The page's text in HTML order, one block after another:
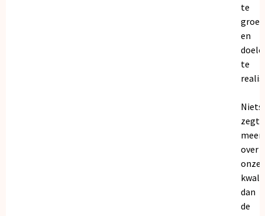
te
en
te
Niets
zegt
meer
over
onze
dan
de